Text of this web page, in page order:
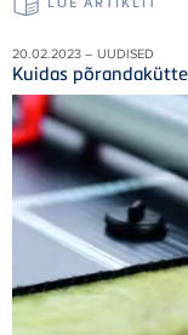
20.02.2023 – UUDISED
Kuidas